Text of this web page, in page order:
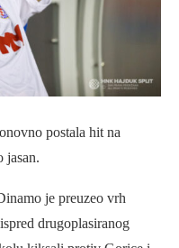
postala hit na
jasan.
je preuzeo vrh
drugoplasiranog